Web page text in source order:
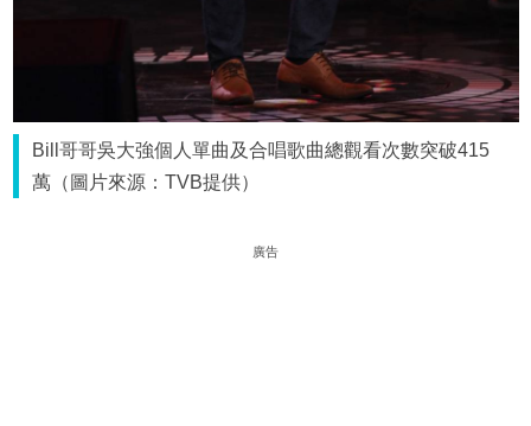
Bill哥哥吳大強個人單曲及合唱歌曲總觀看次數突破415
萬（圖片來源：TVB提供）
廣告